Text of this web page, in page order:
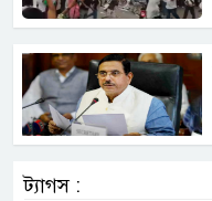
ট্যাগস :